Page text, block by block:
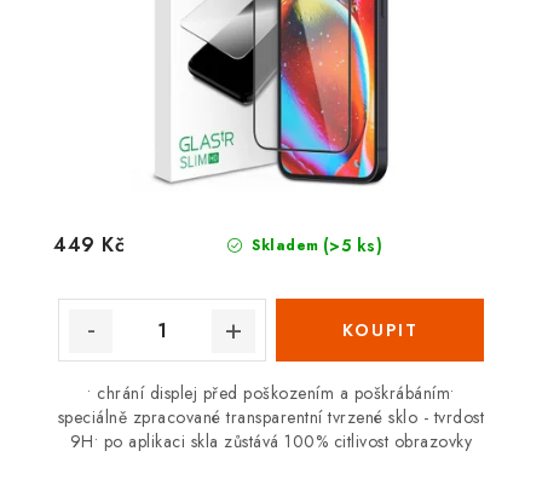
Skladem (>5 ks)
449 Kč
• chrání displej před poškozením a poškrábáním•
speciálně zpracované transparentní tvrzené sklo - tvrdost
9H• po aplikaci skla zůstává 100% citlivost obrazovky